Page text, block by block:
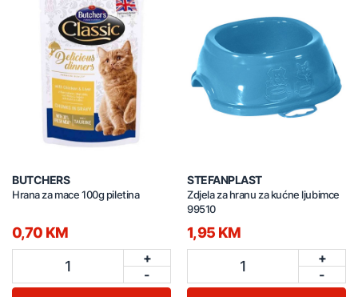
BUTCHERS
Hrana za mace 100g piletina
0,70 KM
1
+
-
STEFANPLAST
Zdjela za hranu za kućne ljubimce
99510
1,95 KM
1
+
-